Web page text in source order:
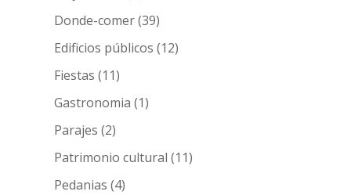
Donde-comer(39)
Edificios públicos (12)
Fiestas (11)
Gastronomia (1)
Parajes (2)
Patrimonio cultural (11)
Pedanias (4)